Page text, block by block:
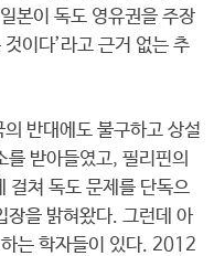
본이 독도 영유권을 주장
이다’라고 근거 없는 추
반대에도 불구하고 상설
받아들였고, 필리핀의
걸쳐 독도 문제를 단독으
장을 밝혀왔다. 그런데 아
는 학자들이 있다. 2012